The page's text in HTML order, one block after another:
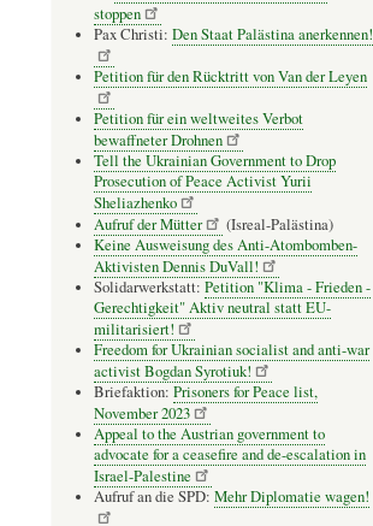
stoppen
Pax Christi: Den Staat Palästina anerkennen!
Petition für den Rücktritt von Van der Leyen
Petition für ein weltweites Verbot
bewaffneter Drohnen
Tell the Ukrainian Government to Drop
Prosecution of Peace Activist Yurii
Sheliazhenko
Aufruf der Mütter
(Isreal-Palästina)
Keine Ausweisung des Anti-Atombomben-
Aktivisten Dennis DuVall!
Solidarwerkstatt: Petition "Klima - Frieden -
Gerechtigkeit" Aktiv neutral statt EU-
militarisiert!
Freedom for Ukrainian socialist and anti-war
activist Bogdan Syrotiuk!
Briefaktion: Prisoners for Peace list,
November 2023
Appeal to the Austrian government to
advocate for a ceasefire and de-escalation in
Israel-Palestine
Aufruf an die SPD: Mehr Diplomatie wagen!